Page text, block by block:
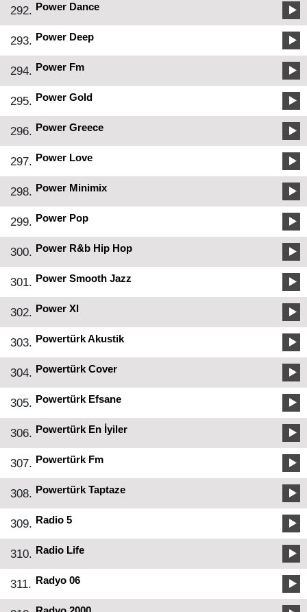
292. Power Dance
293. Power Deep
294. Power Fm
295. Power Gold
296. Power Greece
297. Power Love
298. Power Minimix
299. Power Pop
300. Power R&b Hip Hop
301. Power Smooth Jazz
302. Power Xl
303. Powertürk Akustik
304. Powertürk Cover
305. Powertürk Efsane
306. Powertürk En İyiler
307. Powertürk Fm
308. Powertürk Taptaze
309. Radio 5
310. Radio Life
311. Radyo 06